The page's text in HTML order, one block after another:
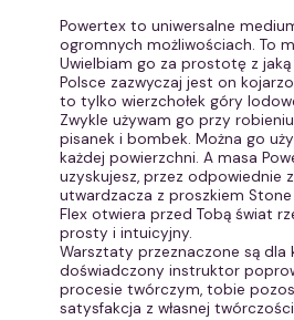
Powertex to uniwersalne
ogromnych możliwościach. To
Uwielbiam go za prostotę z
Polsce zazwyczaj jest on
to tylko wierzchołek góry
Zwykle używam go przy
pisanek i bombek. Można go
każdej powierzchni. A masa
uzyskujesz, przez odpowiednie
utwardzacza z proszkiem
Flex otwiera przed Tobą świat
prosty i intuicyjny.
Warsztaty przeznaczone są dla
doświadczony instruktor
procesie twórczym, tobie
satysfakcja z własnej